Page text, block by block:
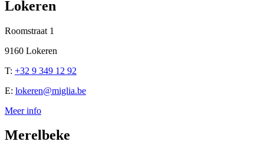
Lokeren
Roomstraat 1
9160 Lokeren
T: +32 9 349 12 92
E: lokeren@miglia.be
Meer info
Merelbeke